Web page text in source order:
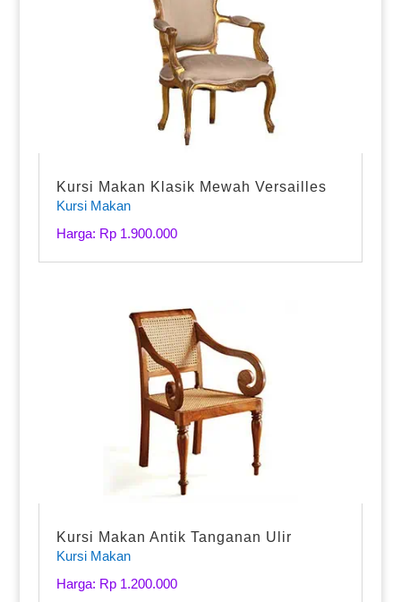
Kursi Makan Klasik Mewah Versailles
Kursi Makan
Harga: Rp 1.900.000
Kursi Makan Antik Tanganan Ulir
Kursi Makan
Harga: Rp 1.200.000